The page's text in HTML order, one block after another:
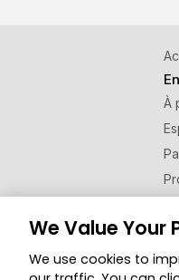
À
©
We Value Your
We use cookies to